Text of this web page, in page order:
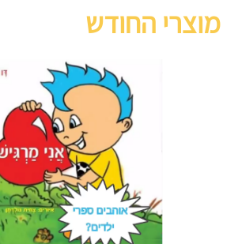
מוצרי החודש